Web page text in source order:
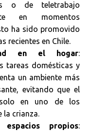
o de teletrabajo
en momentos
ha sido promovido
recientes en Chile.
en el hogar:
tareas domésticas y
un ambiente más
evitando que el
solo en uno de los
la crianza.
propios: